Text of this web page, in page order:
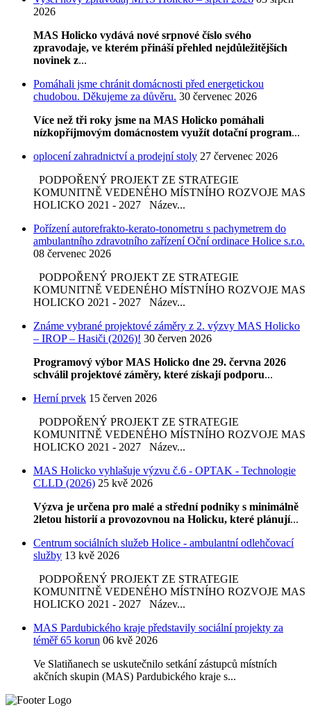
2026
MAS Holicko vydává nové srpnové číslo svého
zpravodaje, ve kterém přináší přehled nejdůležitějších
novinek z...
Pomáhali jsme chránit domácnosti před energetickou
chudobou. Děkujeme za důvěru. 30 červenec 2026
Více než tři roky jsme na MAS Holicko pomáhali
nízkopříjmovým domácnostem využít dotační program...
oplocení zahradnictví a prodejní stoly 27 červenec 2026
PODPOŘENÝ PROJEKT ZE STRATEGIE
KOMUNITNĚ VEDENÉHO MÍSTNÍHO ROZVOJE MAS
HOLICKO 2021 - 2027 Název...
Pořízení autorefrakto-kerato-tonometru s pachymetrem do
ambulantního zdravotního zařízení Oční ordinace Holice s.r.o.
08 červenec 2026
PODPOŘENÝ PROJEKT ZE STRATEGIE
KOMUNITNĚ VEDENÉHO MÍSTNÍHO ROZVOJE MAS
HOLICKO 2021 - 2027 Název...
Známe vybrané projektové záměry z 2. výzvy MAS Holicko
– IROP – Hasiči (2026)! 30 červen 2026
Programový výbor MAS Holicko dne 29. června 2026
schválil projektové záměry, které získají podporu...
Herní prvek 15 červen 2026
PODPOŘENÝ PROJEKT ZE STRATEGIE
KOMUNITNĚ VEDENÉHO MÍSTNÍHO ROZVOJE MAS
HOLICKO 2021 - 2027 Název...
MAS Holicko vyhlašuje výzvu č.6 - OPTAK - Technologie
CLLD (2026) 25 kvě 2026
Výzva je určena pro malé a střední podniky s minimálně
2letou historií a provozovnou na Holicku, které plánují...
Centrum sociálních služeb Holice - ambulantní odlehčovací
služby 13 kvě 2026
PODPOŘENÝ PROJEKT ZE STRATEGIE
KOMUNITNĚ VEDENÉHO MÍSTNÍHO ROZVOJE MAS
HOLICKO 2021 - 2027 Název...
MAS Pardubického kraje představily sociální projekty za
téměř 65 korun 06 kvě 2026
Ve Slatiňanech se uskutečnilo setkání zástupců místních
akčních skupin (MAS) Pardubického kraje s...